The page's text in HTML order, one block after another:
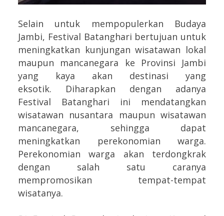
Selain untuk mempopulerkan Budaya
Jambi, Festival Batanghari bertujuan untuk
meningkatkan kunjungan wisatawan lokal
maupun mancanegara ke Provinsi Jambi
yang kaya akan destinasi yang
eksotik. Diharapkan dengan adanya
Festival Batanghari ini mendatangkan
wisatawan nusantara maupun wisatawan
mancanegara, sehingga dapat
meningkatkan perekonomian warga.
Perekonomian warga akan terdongkrak
dengan salah satu caranya
mempromosikan tempat-tempat
wisatanya.